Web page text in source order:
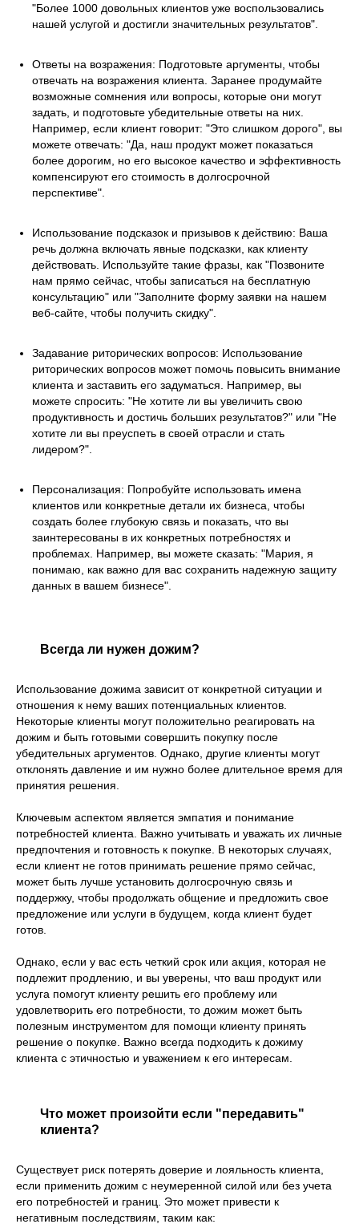
"Более 1000 довольных клиентов уже воспользовались
нашей услугой и достигли значительных результатов".
Ответы на возражения: Подготовьте аргументы, чтобы
отвечать на возражения клиента. Заранее продумайте
возможные сомнения или вопросы, которые они могут
задать, и подготовьте убедительные ответы на них.
Например, если клиент говорит: "Это слишком дорого", вы
можете отвечать: "Да, наш продукт может показаться
более дорогим, но его высокое качество и эффективность
компенсируют его стоимость в долгосрочной
перспективе".
Использование подсказок и призывов к действию: Ваша
речь должна включать явные подсказки, как клиенту
действовать. Используйте такие фразы, как "Позвоните
нам прямо сейчас, чтобы записаться на бесплатную
консультацию" или "Заполните форму заявки на нашем
веб-сайте, чтобы получить скидку".
Задавание риторических вопросов: Использование
риторических вопросов может помочь повысить внимание
клиента и заставить его задуматься. Например, вы
можете спросить: "Не хотите ли вы увеличить свою
продуктивность и достичь больших результатов?" или "Не
хотите ли вы преуспеть в своей отрасли и стать
лидером?".
Персонализация: Попробуйте использовать имена
клиентов или конкретные детали их бизнеса, чтобы
создать более глубокую связь и показать, что вы
заинтересованы в их конкретных потребностях и
проблемах. Например, вы можете сказать: "Мария, я
понимаю, как важно для вас сохранить надежную защиту
данных в вашем бизнесе".
Всегда ли нужен дожим?
Использование дожима зависит от конкретной ситуации и
отношения к нему ваших потенциальных клиентов.
Некоторые клиенты могут положительно реагировать на
дожим и быть готовыми совершить покупку после
убедительных аргументов. Однако, другие клиенты могут
отклонять давление и им нужно более длительное время для
принятия решения.
Ключевым аспектом является эмпатия и понимание
потребностей клиента. Важно учитывать и уважать их личные
предпочтения и готовность к покупке. В некоторых случаях,
если клиент не готов принимать решение прямо сейчас,
может быть лучше установить долгосрочную связь и
поддержку, чтобы продолжать общение и предложить свое
предложение или услуги в будущем, когда клиент будет
готов.
Однако, если у вас есть четкий срок или акция, которая не
подлежит продлению, и вы уверены, что ваш продукт или
услуга помогут клиенту решить его проблему или
удовлетворить его потребности, то дожим может быть
полезным инструментом для помощи клиенту принять
решение о покупке. Важно всегда подходить к дожиму
клиента с этичностью и уважением к его интересам.
Что может произойти если "передавить"
клиента?
Существует риск потерять доверие и лояльность клиента,
если применить дожим с неумеренной силой или без учета
его потребностей и границ. Это может привести к
негативным последствиям, таким как: